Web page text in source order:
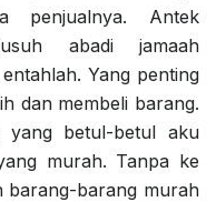
penjualnya. Antek
abadi jamaah
Yang penting
dan membeli barang.
betul-betul aku
murah. Tanpa ke
barang-barang murah